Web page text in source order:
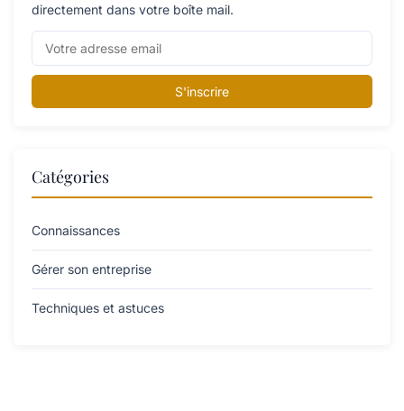
directement dans votre boîte mail.
S'inscrire
Catégories
Connaissances
Gérer son entreprise
Techniques et astuces